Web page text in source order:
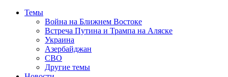
Темы
Война на Ближнем Востоке
Встреча Путина и Трампа на Аляске
Украина
Азербайджан
СВО
Другие темы